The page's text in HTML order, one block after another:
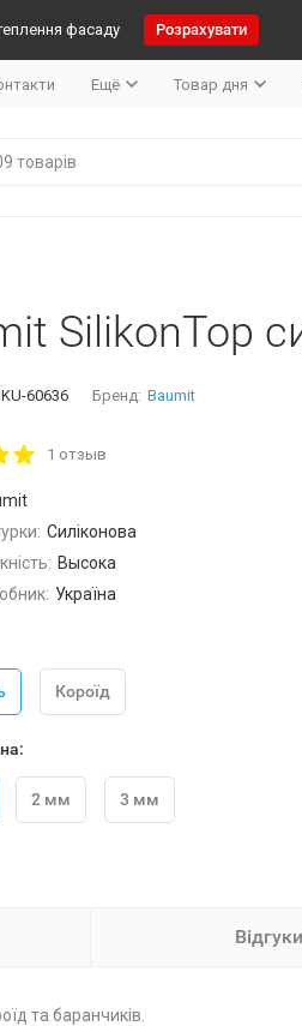
фасаду Розрахувати
Ещё Товар дня
SilikonTop
60636 Бренд: Baumit
1 отзыв
Силіконова
Высока
Україна
Короїд
2 мм 3 мм
Відгуки
та баранчиків.